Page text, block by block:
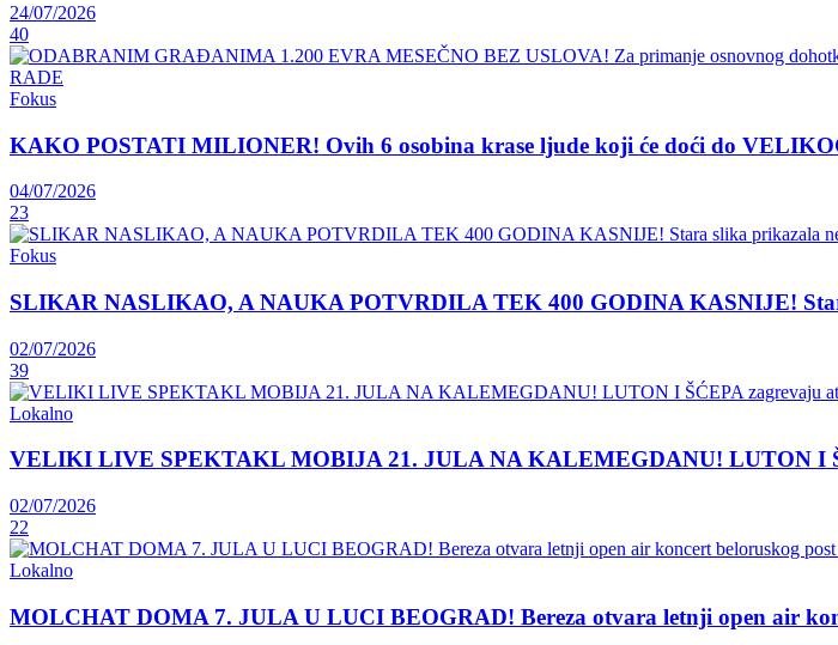
24/07/2026
40
Fokus
KAKO POSTATI MILIONER! Ovih 6 osobina krase ljude koji će doći do
04/07/2026
23
Fokus
SLIKAR NASLIKAO, A NAUKA POTVRDILA TEK 400 GODINA KASNIJE!
02/07/2026
39
Lokalno
VELIKI LIVE SPEKTAKL MOBIJA 21. JULA NA KALEMEGDANU! LUTON I
02/07/2026
22
Lokalno
MOLCHAT DOMA 7. JULA U LUCI BEOGRAD! Bereza otvara letnji open air